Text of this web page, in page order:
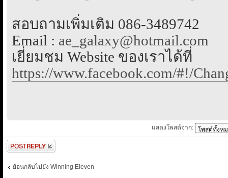
สอบถามเพิ่มเติม 086-3489742
Email : ae_galaxy@hotmail.com
เยี่ยมชม Website ของเราได้ที่
https://www.facebook.com/#!/
แสดงโพสต์จาก:
ตอบกระทู้
ย้อนกลับไปยัง Winning Eleven